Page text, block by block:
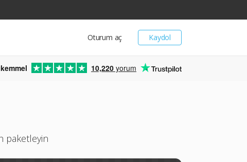
Kaydol
Oturum aç
10,220 yorum
paketleyin